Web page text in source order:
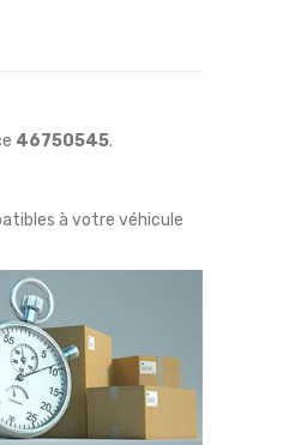
46750545.
à votre véhicule